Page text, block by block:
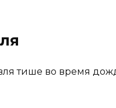
тише во время